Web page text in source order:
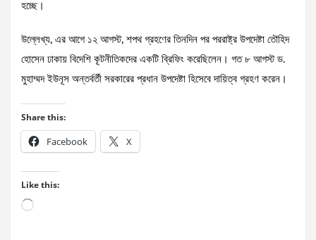
হচ্ছে।
উল্লেখ্য, এর আগে ১২ আগস্ট, শপথ গ্রহণের তিনদিন পর পররাষ্ট্র উপদেষ্টা তৌহিদ
হোসেন ঢাকায় বিদেশি কূটনীতিকদের একটি ব্রিফিং করেছিলেন। গত ৮ আগস্ট ড.
মুহাম্মদ ইউনূস অন্তর্বর্তী সরকারের প্রধান উপদেষ্টা হিসেবে দায়িত্ব গ্রহণ করেন।
Share this:
Facebook X
Like this:
Loading…